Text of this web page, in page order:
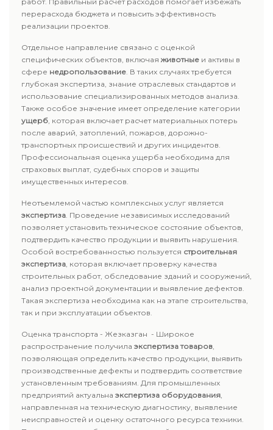
перерасхода бюджета и повысить эффективность
реализации проектов.
Отдельное направление связано с оценкой
специфических объектов, включаяживотные и активы в
сфере недропользование. В таких случаях требуется
глубокая экспертиза, знание отраслевых стандартов и
использование специализированных методов анализа.
Также особое значение имеет определение категории
ущерб, которая включает расчет материальных потерь
после аварий, затоплений, пожаров, дорожно-
транспортных происшествий и других инцидентов.
Профессиональная оценка ущерба необходима для
страховых выплат, судебных споров и защиты
имущественных интересов.
Неотъемлемой частью комплексных услуг является
экспертиза. Проведение независимых исследований
позволяет установить техническое состояние объектов,
подтвердить качество продукции и выявить нарушения.
Особой востребованностью пользуется строительная
экспертиза, которая включает проверку качества
строительных работ, обследование зданий и сооружений,
анализ проектной документации и выявление дефектов.
Такая экспертиза необходима как на этапе строительства,
так и при эксплуатации объектов.
Оценка транспорта - Жезказган - Широкое
распространение получила экспертиза товаров,
позволяющая определить качество продукции, выявить
производственные дефекты и подтвердить соответствие
установленным требованиям. Для промышленных
предприятий актуальна экспертиза оборудования,
направленная на техническую диагностику, выявление
неисправностей и оценку остаточного ресурса техники.